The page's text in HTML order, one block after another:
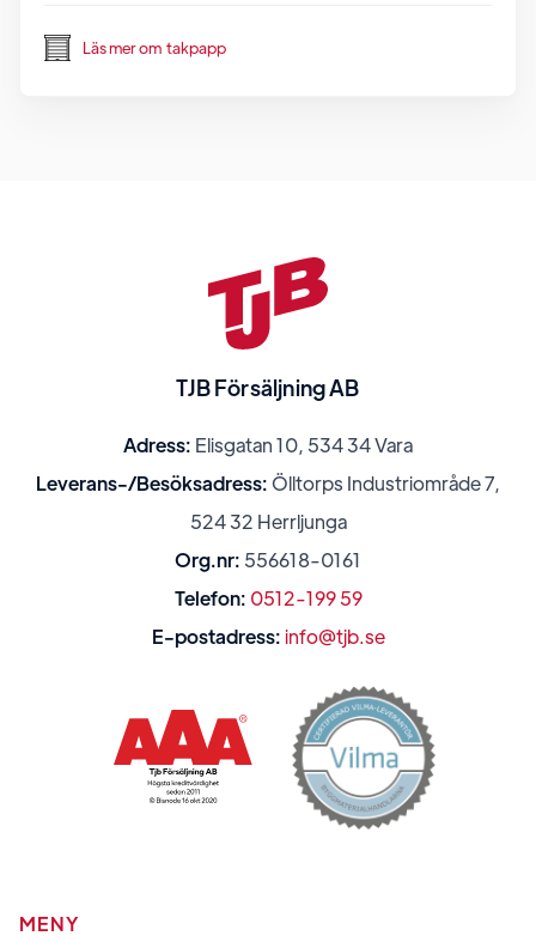
Läs mer om takpapp
TJB Försäljning AB
Adress: Elisgatan 10, 534 34 Vara
Leverans-/Besöksadress: Ölltorps Industriområde 7,
524 32 Herrljunga
Org.nr: 556618-0161
Telefon: 0512-199 59
E-postadress: info@tjb.se
MENY